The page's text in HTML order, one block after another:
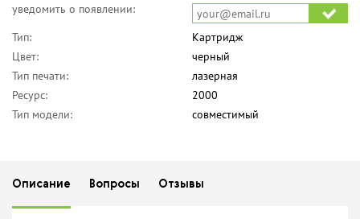
уведомить о появлении:
Тип:
Картридж
Цвет:
черный
Тип печати:
лазерная
Ресурс:
2000
Тип модели:
совместимый
Описание Вопросы Отзывы